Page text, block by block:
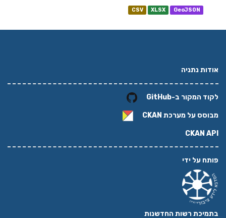
CSV XLSX GeoJSON
אודות נתניה
לקוד המקור ב-GitHub
מבוסס על מערכת CKAN
CKAN API
פותח על ידי
בתמיכת רשות החדשנות